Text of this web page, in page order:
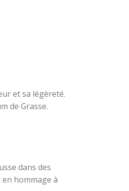
et sa légèreté.
de Grasse.
dans des
hommage à